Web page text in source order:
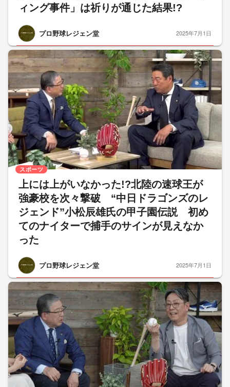
ィング事件」は祈りが通じた結果!?
プロ野球レジェン堂 2025年7月1日
上には上がいなかった!?北陸の速球王が
強豪校を次々撃破 “中日ドラゴンズのレ
ジェンド”小松辰雄氏の甲子園伝説 初め
てのナイターで捕手のサインが見えなか
った
プロ野球レジェン堂
スポーツ
2025年7月1日